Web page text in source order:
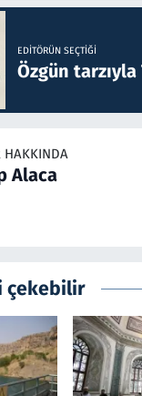
EDITÖRÜN SEÇTIĞI
Özgün
HAKKINDA
Alaca
çekebilir